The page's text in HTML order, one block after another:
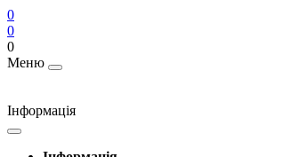
0
0
0
Меню
Інформація